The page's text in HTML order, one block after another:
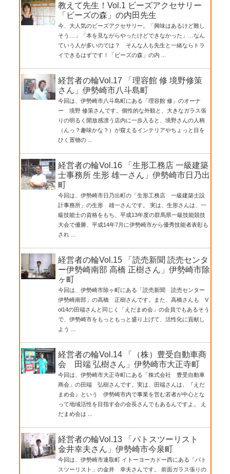
教えて先生！Vol.1 ビーズアクセサリー
「ビーズの森」の内田先生
今、大人気のビーズアクセサリー。「興味はあるけど難し
そう…」「本を見ながらやったけどできなかった」…なん
ていう人が多いのでは？ そんな人も先生と一緒ならトラ
イできるはずです！「ビーズの森」の内 ...
経営者の輪Vol.17 「理容館 修 境野修策
さん」伊勢崎市八斗島町
今回は、伊勢崎市八斗島町にある「理容館 修」のオーナ
ー 境野 修策さんです。個性的な外観と、大きなガラス張
りの明るく開放感漂う店内に一歩入ると、境野さんの人柄
（んっ？趣味かな？）が窺えるインテリアやちょっと目を
ひく置物の ...
経営者の輪Vol.16 「生形工務店 一級建築
士事務所 生形 雄一さん」伊勢崎市日乃出
町
今回は、伊勢崎市日乃出町の「生形工務店 一級建築士設
計事務所」の生形 雄一さんです。 実は、生形さんは、一
級技能士の資格をもち、平成13年度の群馬県一級技能競技
大会で優勝、平成14年7月に伊勢崎市から優秀技能者表彰も
され ...
経営者の輪Vol.15 「読売新聞 読売センタ
ー伊勢崎南部 高橋 正樹さん」伊勢崎市除
ヶ町
今回は、伊勢崎市除ヶ町にある「読売新聞 読売センター
伊勢崎南部」の高橋 正樹さんです。また、高橋さんも V
ol14の田端さんと同じく「えだまめ会」の会員でもあるそう
で、伊勢崎市をもっともっと盛り上げて、活性化に貢献し
よう ...
経営者の輪Vol.14 「（株）豊受自動車商
会 田端 弘樹さん」伊勢崎市大正寺町
今回は、伊勢崎市大正寺町にある「株式会社 豊受自動車
商会」の田端 弘樹さんです。実は、田端さんは、『えだ
まめ会』という 伊勢崎市内で事業を営む若者が中心とな
って地域活性を目指す会の会長さんでもあるんですよ。 え
だまめ会は ...
経営者の輪Vol.13 「パトスツーリスト
金井幸夫さん」伊勢崎市今泉町
今回は、伊勢崎市連取町 イトーヨーカドー西にある「パト
スツーリスト」の金井 幸夫さんです。 前面ガラス張りの